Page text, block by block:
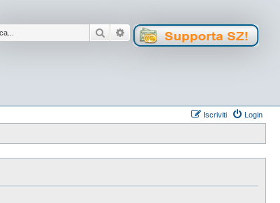
Cerca Ricerca avanzata
Login
Iscriviti